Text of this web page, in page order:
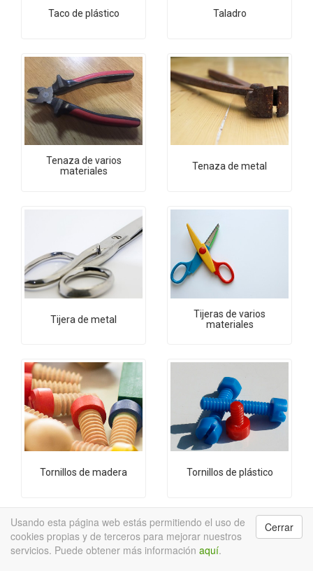
Taco de plástico Taladro
Tenaza de varios
materiales
Tenaza de metal
Tijera de metal
Tijeras de varios
materiales
Tornillos de madera Tornillos de plástico
Cerrar
Usando esta página web estás permitiendo el uso de
cookies propias y de terceros para mejorar nuestros
servicios. Puede obtener más información aquí.